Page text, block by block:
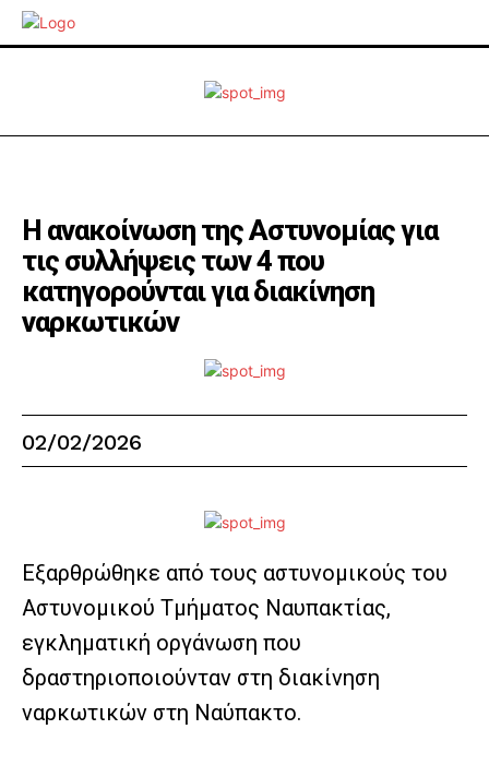
Η ανακοίνωση της Αστυνομίας για
τις συλλήψεις των 4 που
κατηγορούνται για διακίνηση
ναρκωτικών
02/02/2026
Εξαρθρώθηκε από τους αστυνομικούς του
Αστυνομικού Τμήματος Ναυπακτίας,
εγκληματική οργάνωση που
δραστηριοποιούνταν στη διακίνηση
ναρκωτικών στη Ναύπακτο.